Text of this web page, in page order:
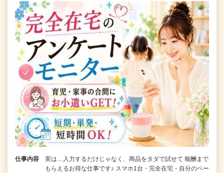
仕事内容
実は…入力するだけじゃなく、商品をタダで試せて 報酬まで
もらえるお得な仕事です♪ スマホ1台・完全在宅・自分のペー